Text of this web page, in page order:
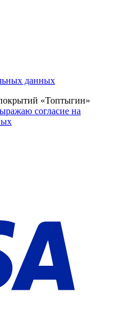
данных
«Топтыгин»
согласие на